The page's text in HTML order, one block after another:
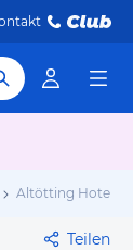
Altötting Hotels
Teilen